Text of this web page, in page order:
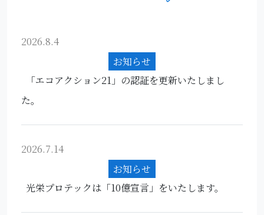
2026.8.4
お知らせ
「エコアクション21」の認証を更新いたしまし
た。
2026.7.14
お知らせ
光栄プロテックは「10億宣言」をいたします。